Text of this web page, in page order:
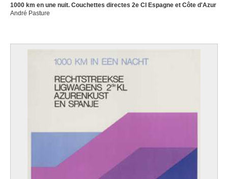
1000 km en une nuit. Couchettes directes 2e Cl Espagne et Côte d'Azur
André Pasture